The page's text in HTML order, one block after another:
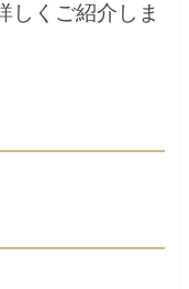
しくご紹介しま